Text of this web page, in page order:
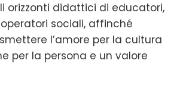
orizzonti didattici di educatori,
sociali, affinché
l’amore per la cultura
per la persona e un valore